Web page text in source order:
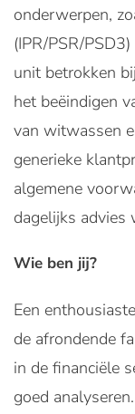
onderwerpen,
(IPR/PSR/
unit betrokken
het beëindigen
van witwassen
generieke
algemene
dagelijks advies
Wie ben jij?
Een
de afrondende
in de financiële
goed